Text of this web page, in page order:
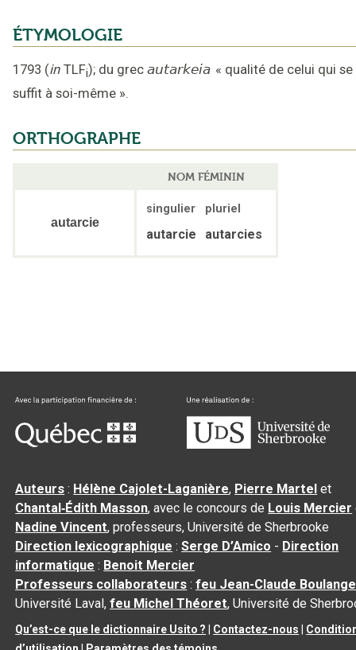
ÉTYMOLOGIE
1793 (in TLFi); du grec autarkeia « qualité de celui qui se
suffit à soi-même ».
ORTHOGRAPHE
NOM FÉMININ
autarcie
singulier pluriel
autarcie autarcies
Auteurs : Hélène Cajolet-Laganière, Pierre Martel et
Chantal‑Édith Masson, avec le concours de Louis Mercier
Nadine Vincent, professeurs, Université de Sherbrooke
Direction lexicographique :Serge D’Amico - Direction
informatique : Benoit Mercier
Professeurs collaborateurs :feu Jean-Claude
Université Laval,feu Michel Théoret, Université de
Qu’est-ce que le dictionnaire Usito ? Contactez-nous